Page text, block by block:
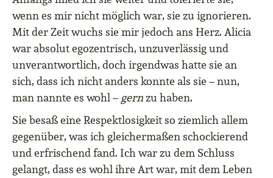
wenn es mir nicht möglich war, sie zu ignorieren.
Mit der Zeit wuchs sie mir jedoch ans Herz. Alicia
war absolut egozentrisch, unzuverlässig und
unverantwortlich, doch irgendwas hatte sie an
sich, dass ich nicht anders konnte als sie – nun,
man nannte es wohl – gernzu haben.
Sie besaß eine Respektlosigkeit so ziemlich allem
gegenüber, was ich gleichermaßen schockierend
und erfrischend fand. Ich war zu dem Schluss
gelangt, dass es wohl ihre Art war, mit dem Leben